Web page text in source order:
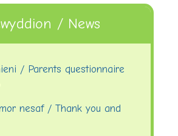
/ News
/ Parents questionnaire
nesaf / Thank you and